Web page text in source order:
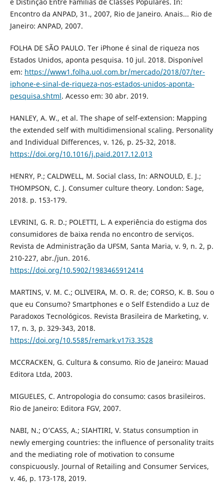
Encontro da ANPAD, 31., 2007, Rio de Janeiro. Anais... Rio de
Janeiro: ANPAD, 2007.
FOLHA DE SÃO PAULO. Ter iPhone é sinal de riqueza nos
Estados Unidos, aponta pesquisa. 10 jul. 2018. Disponível
em: https://www1.folha.uol.com.br/mercado/2018/07/ter-
iphone-e-sinal-de-riqueza-nos-estados-unidos-aponta-
pesquisa.shtml. Acesso em: 30 abr. 2019.
HANLEY, A. W., et al. The shape of self-extension: Mapping
the extended self with multidimensional scaling. Personality
and Individual Differences, v. 126, p. 25-32, 2018.
https://doi.org/10.1016/j.paid.2017.12.013
HENRY, P.; CALDWELL, M. Social class, In: ARNOULD, E. J.;
THOMPSON, C. J. Consumer culture theory. London: Sage,
2018. p. 153-179.
LEVRINI, G. R. D.; POLETTI, L. A experiência do estigma dos
consumidores de baixa renda no encontro de serviços.
Revista de Administração da UFSM, Santa Maria, v. 9, n. 2, p.
210-227, abr./jun. 2016.
https://doi.org/10.5902/1983465912414
MARTINS, V. M. C.; OLIVEIRA, M. O. R. de; CORSO, K. B. Sou o
que eu Consumo? Smartphones e o Self Estendido a Luz de
Paradoxos Tecnológicos. Revista Brasileira de Marketing, v.
17, n. 3, p. 329-343, 2018.
https://doi.org/10.5585/remark.v17i3.3528
MCCRACKEN, G. Cultura & consumo. Rio de Janeiro: Mauad
Editora Ltda, 2003.
MIGUELES, C. Antropologia do consumo: casos brasileiros.
Rio de Janeiro: Editora FGV, 2007.
NABI, N.; O’CASS, A.; SIAHTIRI, V. Status consumption in
newly emerging countries: the influence of personality traits
and the mediating role of motivation to consume
conspicuously. Journal of Retailing and Consumer Services,
v. 46, p. 173-178, 2019.